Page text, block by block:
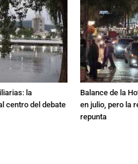
la
centro del debate
Balance de la
en julio, pero la
repunta